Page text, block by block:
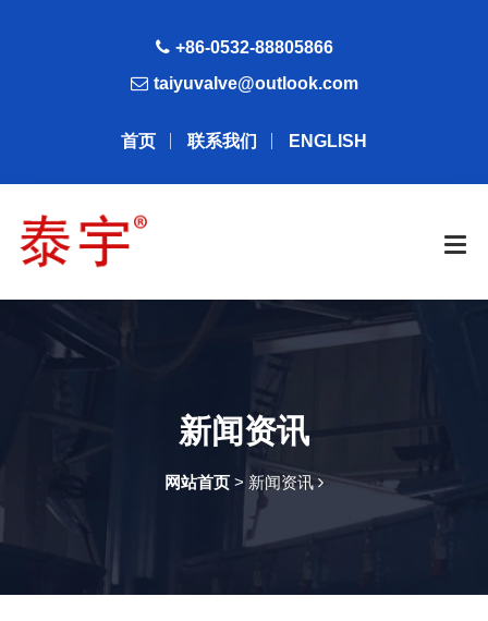
+86-0532-88805866
taiyuvalve@outlook.com
首页 联系我们 ENGLISH
新闻资讯
网站首页 > 新闻资讯